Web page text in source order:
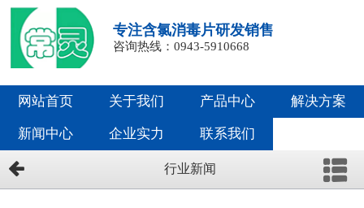
专注含氯消毒片研发销售
咨询热线：0943-5910668
网站首页 关于我们 产品中心 解决方案
新闻中心 企业实力 联系我们
行业新闻